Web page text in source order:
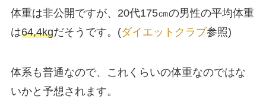
体重は非公開ですが、20代175㎝の男性の平均体重
は64,4kgだそうです。(ダイエットクラブ参照)
体系も普通なので、これくらいの体重なのではな
いかと予想されます。